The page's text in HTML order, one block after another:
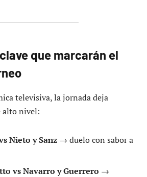
que marcarán el
televisiva, la jornada deja
alto nivel:
Nieto y Sanz → duelo con sabor a
vs Navarro y Guerrero →